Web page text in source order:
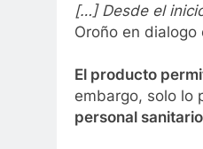
[…] Desde el
Oroño en dialogo
El producto
embargo, solo lo
personal